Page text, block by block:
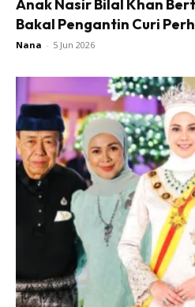
Anak Nasir Bilal Khan
Bakal Pengantin Curi
Nana - 5 Jun 2026